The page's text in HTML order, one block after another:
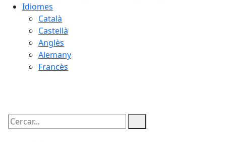
Idiomes
Català
Castellà
Anglès
Alemany
Francès
Cercar: